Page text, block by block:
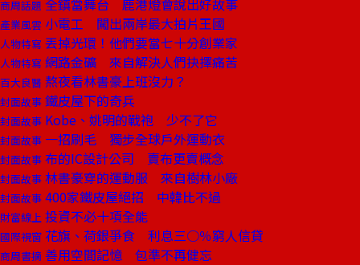
商周話題 全鎮當舞台 鹿港燈會說出好故事
產業風雲 小電工 闖出兩岸最大拍片王國
人物特寫 丟掉光環！他們要當七十分創業家
人物特寫 網路金礦 來自解決人們抉擇痛苦
百大良醫 熬夜看林書豪上班沒力？
封面故事 鐵皮屋下的奇兵
封面故事 Kobe、姚明的戰袍 少不了它
封面故事 一招刷毛 獨步全球戶外運動衣
封面故事 布的IC設計公司 賣布更賣概念
封面故事 林書豪穿的運動服 來自樹林小廠
封面故事 400家鐵皮屋絕招 中韓比不過
財富線上 投資不必十項全能
國際視窗 花旗、荷銀爭食 利息三○％窮人信貸
商周書摘 善用空間記憶 包準不再健忘